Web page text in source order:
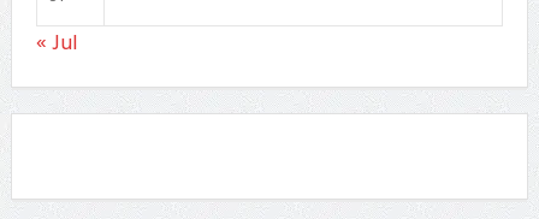
« Jul